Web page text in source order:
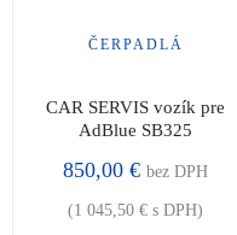
ČERPADLÁ
CAR SERVIS vozík pre
AdBlue SB325
850,00 € bez DPH
(1 045,50 € s DPH)